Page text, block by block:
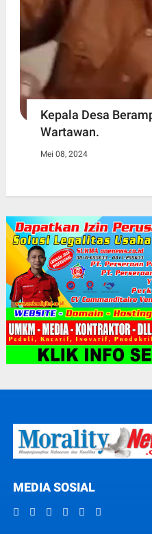
Kepala Desa
Wartawan.
Mei 08, 2024
MEDIA SOSIAL